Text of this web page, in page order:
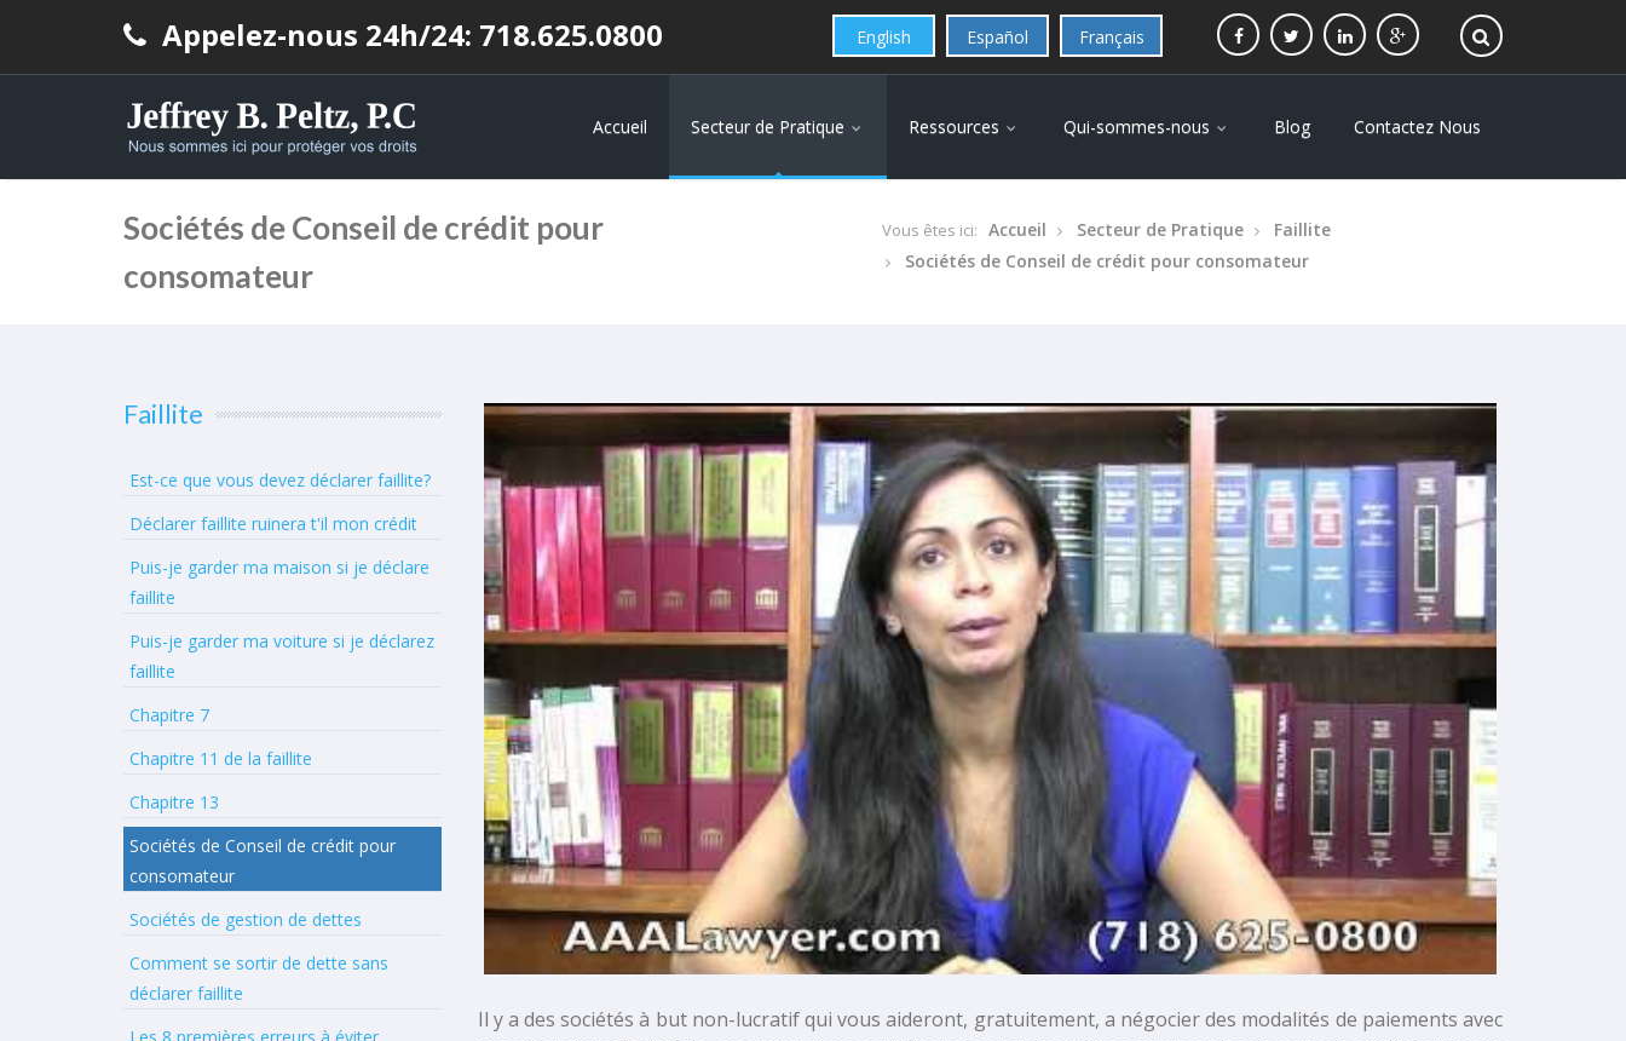
Appelez-nous 24h/24: 718.625.0800 English Español Français
Accueil Secteur de Pratique Ressources Qui-sommes-nous Blog Contactez Nous
Sociétés de Conseil de crédit pour
consomateur
Vous êtes ici: Accueil Secteur de Pratique
Faillite
Sociétés de Conseil de crédit pour consomateur
Faillite
Est-ce que vous devez déclarer faillite?
Déclarer faillite ruinera t'il mon crédit
Puis-je garder ma maison si je déclare
faillite
Puis-je garder ma voiture si je déclarez
faillite
Chapitre 7
Chapitre 11 de la faillite
Chapitre 13
Sociétés de Conseil de crédit pour
consomateur
Sociétés de gestion de dettes
Comment se sortir de dette sans
déclarer faillite
Il y a des sociétés à but non-lucratif qui vous aideront, gratuitement, a négocier des modalités de paiements avec